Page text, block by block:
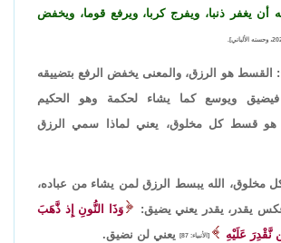
أن يغفر ذنبا، ويفرج كربا، ويرفع قوما، ويخفض
هو الرزق، والمعنى يخفض الرفع بتضييقه
فيضيق ويوسع كما يشاء لحكمة وهو الحكيم
هو قسط كل مخلوق، يعني لماذا سمي الرزق
مخلوق، الله يبسط الرزق لمن يشاء من عباده،
يقدر، يقدر يعني يضيق:
وَذَا النُّونِ إِذ ذَّهَبَ
عَلَيْهِ
[الأنبياء: 87] يعني لن نضيق.